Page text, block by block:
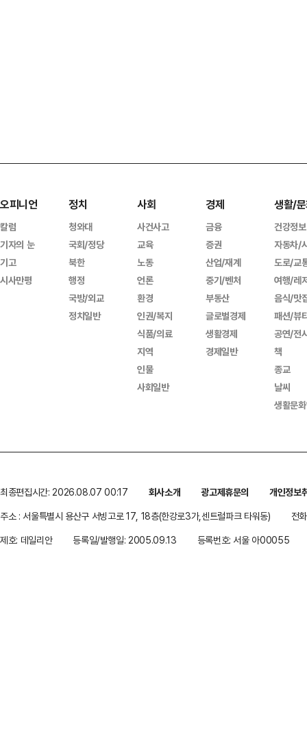
오피니언
칼럼
기자의 눈
기고
시사만평
정치
청와대
국회/정당
북한
행정
국방/외교
정치일반
사회
사건사고
교육
노동
언론
환경
인권/복지
식품/의료
지역
인물
사회일반
경제
금융
증권
산업/재계
중기/벤처
부동산
글로벌경제
생활경제
경제일반
생활/
건강정보
자동차/
도로/교
여행/레
음식/맛
패션/뷰
공연/전
책
종교
날씨
생활문
최종편집시간: 2026.08.07 00:17 회사소개 광고제휴문의
개인정보
주소 : 서울특별시 용산구 서빙고로 17, 18층(한강로3가,센트럴파크 타워동)
전
제호: 데일리안
등록일/발행일: 2005.09.13 등록번호: 서울 아00055